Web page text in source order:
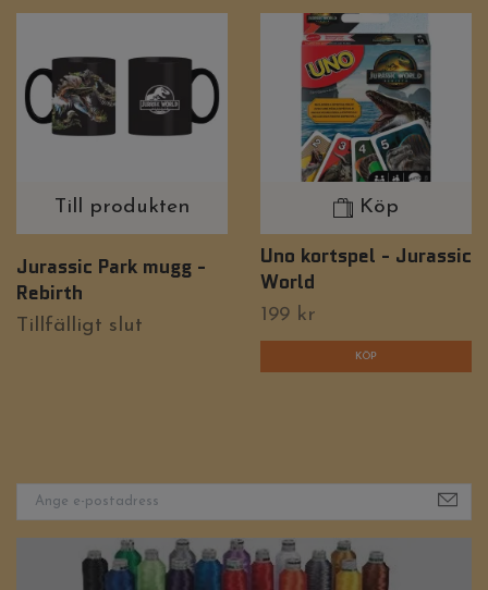
Till produkten
Jurassic Park mugg -
Rebirth
Tillfälligt slut
Köp
Uno kortspel - Jurassic
World
199 kr